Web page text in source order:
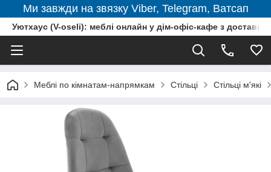
Ми завжди на звязку Viber, Telegram, Ватсап
Уютхаус (V-oseli): меблі онлайн у дім-офіс-кафе з
Меблі по кімнатам-напрямкам Стільці Стільці м'які